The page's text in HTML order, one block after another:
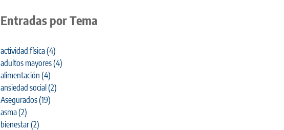
Entradas por Tema
actividad física(4)
adultos mayores(4)
alimentación (4)
ansiedad social(2)
Asegurados(19)
asma(2)
bienestar(2)